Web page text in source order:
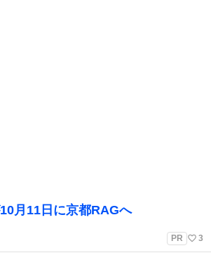
月11日に京都RAGへ
PR favorite_border 3